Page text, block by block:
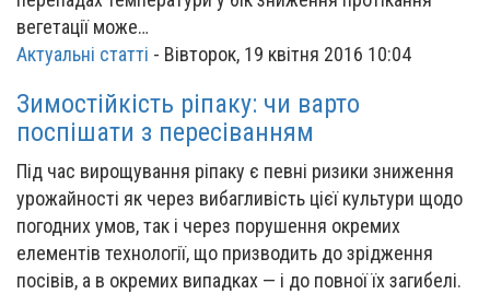
вегетації може…
Актуальні статті - Вівторок, 19 квітня 2016 10:04
Зимостійкість ріпаку: чи варто
поспішати з пересіванням
Під час вирощування ріпаку є певні ризики зниження
урожайності як через вибагливість цієї культури щодо
погодних умов, так і через порушення окремих
елементів технології, що призводить до зрідження
посівів, а в окремих випадках — і до повної їх загибелі.